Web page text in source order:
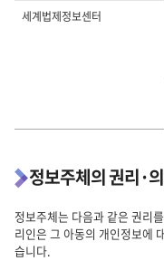
무
업
세계법제정보센터
정보주체의 권리·
정보주체는 다음과 같은 권리
리인은 그 아동의 개인정보에
습니다.